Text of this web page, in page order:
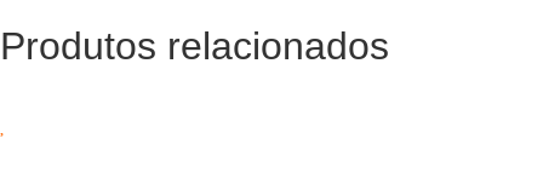
Produtos relacionados